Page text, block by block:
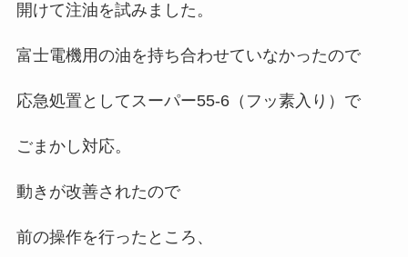
開けて注油を試みました。
富士電機用の油を持ち合わせていなかったので
応急処置としてスーパー55-6（フッ素入り）で
ごまかし対応。
動きが改善されたので
前の操作を行ったところ、